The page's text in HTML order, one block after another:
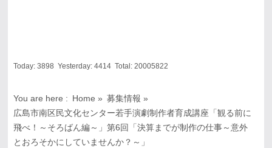
Today: 3898 Yesterday: 4414Total: 20005822
You are here : Home » 募集情報 »
広島市南区民文化センター若手演劇制作者育成講座「観る前に
飛べ！～そろばん編～」第6回「決算までが制作の仕事～意外
とおろそかにしていませんか？～」